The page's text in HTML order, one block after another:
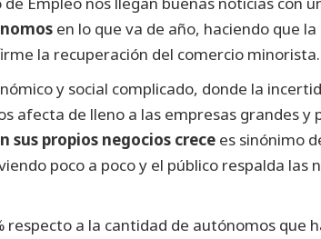
en lo que va de año, haciendo que
la recuperación del comercio minorista.
y social complicado, donde la
afecta de lleno a las empresas grandes y
sus propios negocios crece es sinónimo
poco a poco y el público respalda
respecto a la cantidad de autónomos que